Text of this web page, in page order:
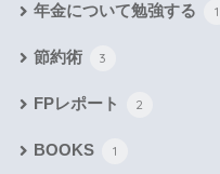
年金について勉強する 1
節約術 3
FPレポート 2
BOOKS 1